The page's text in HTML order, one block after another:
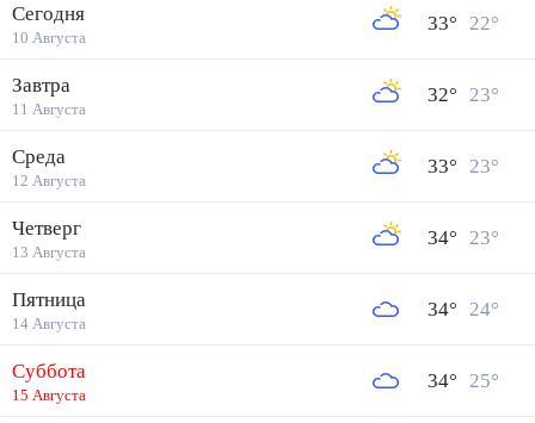
Сегодня
10 Августа
33° 22°
Завтра
11 Августа
32° 23°
Среда
12 Августа
33° 23°
Четверг
13 Августа
34° 23°
Пятница
14 Августа
34° 24°
Суббота
15 Августа
34° 25°